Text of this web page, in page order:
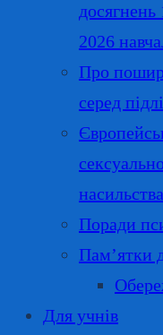
2026
Про
серед
насильства
Поради
Пам’ятки
Для учнів